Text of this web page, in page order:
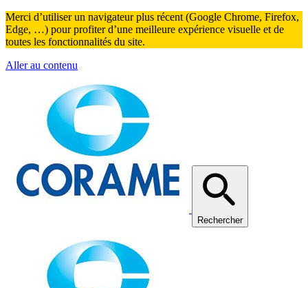
Merci d’utiliser un navigateur plus récent (Google Chrome, Firefox,
Edge, …) pour profiter d’une meilleure expérience visuelle et de
toutes les fonctionnalités du site.
Aller au contenu
Rechercher